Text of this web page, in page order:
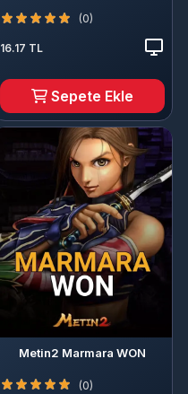
(0)
16.17 TL
Sepete Ekle
Metin2 Marmara WON
(0)